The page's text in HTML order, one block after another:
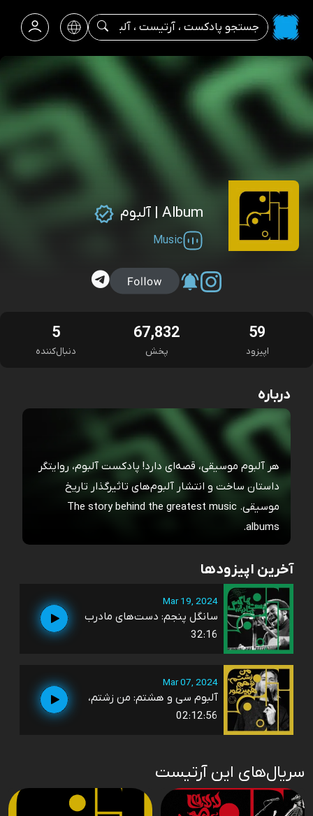
Album | آلبوم
Music
59
اپیزود
67,832
پخش
5
دنبال‌کننده
درباره
هر آلبوم موسیقی، قصه‌ای دارد! پادکست آلبوم، روایتگر
داستان ساخت و انتشار آلبوم‌های تاثیرگذار تاریخ
موسیقی. The story behind the greatest music
albums.
آخرین اپیزودها
Mar 19, 2024
سانگل پنجم: دست‌های مادرب
32:16
Mar 07, 2024
آلبوم سی و هشتم: من زشتم،
02:12:56
سریال‌های این آرتیست